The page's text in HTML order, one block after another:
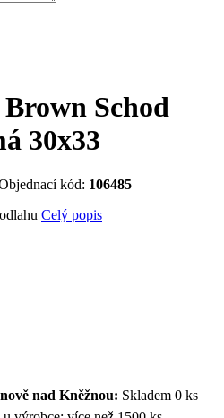
Schod
30x33
kód: 106485
Celý popis
nad Kněžnou: Skladem 0 ks